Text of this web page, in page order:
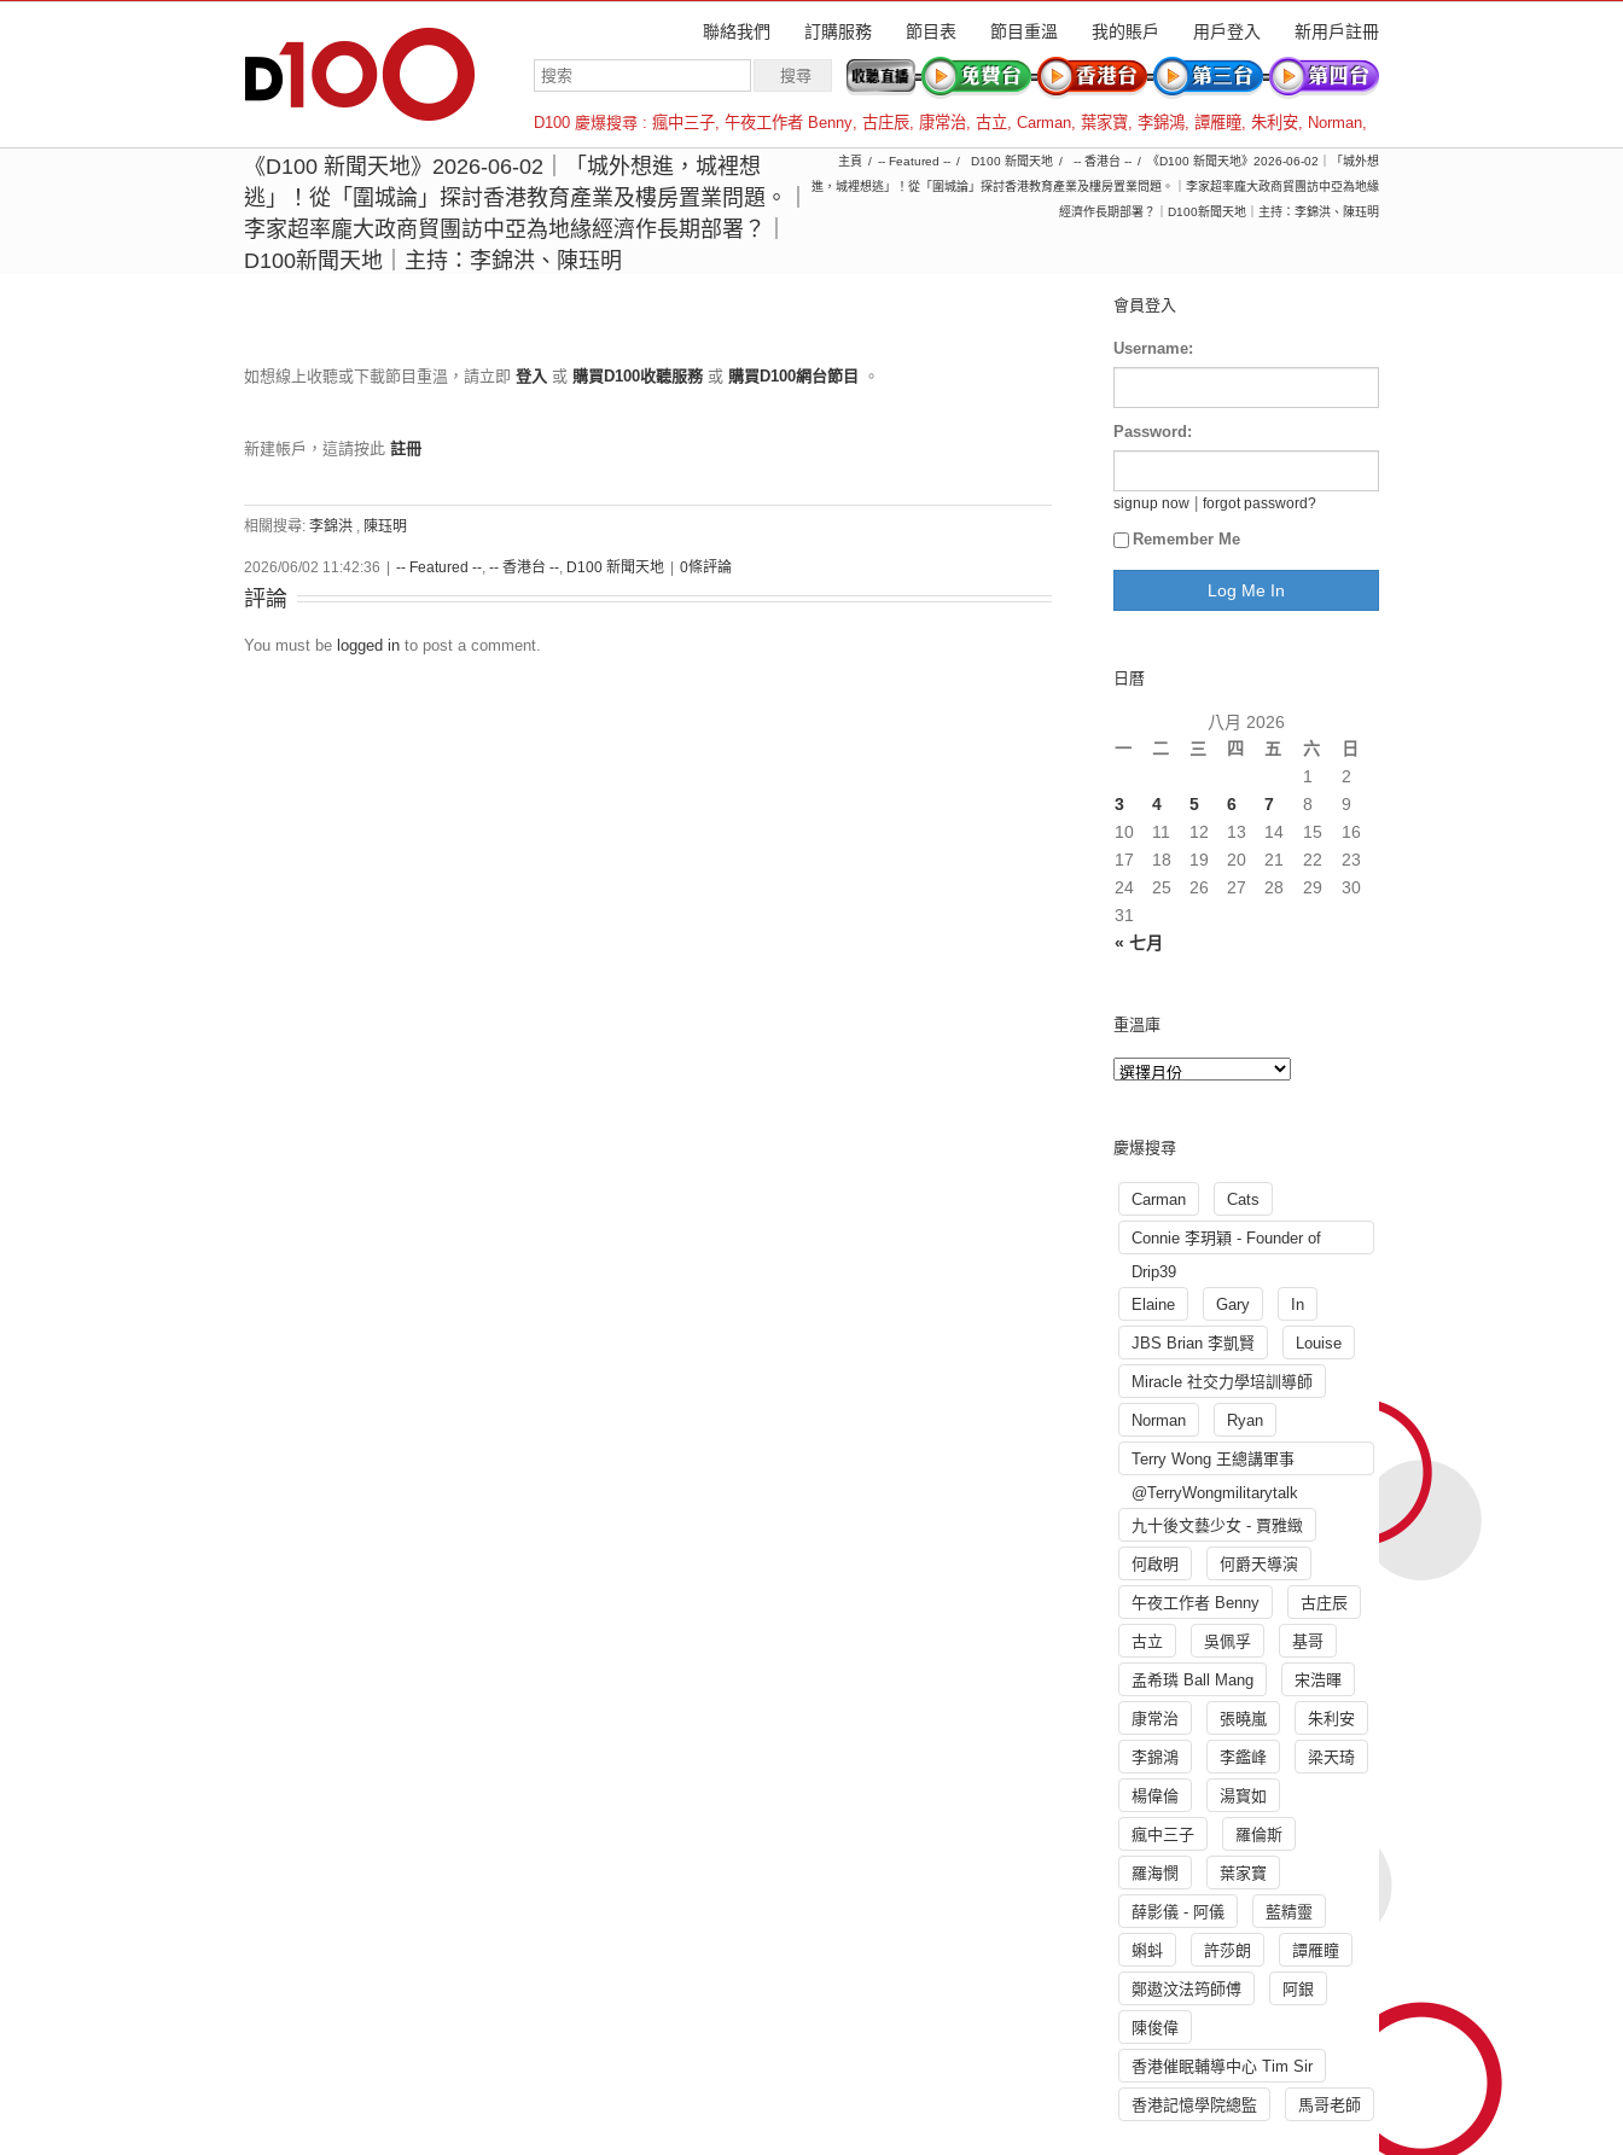
聯絡我們 訂購服務 節目表 節目重溫 我的賬戶 用戶登入 新用戶註冊
D100 慶爆搜尋 : 瘋中三子, 午夜工作者 Benny, 古庄辰, 康常治, 古立, Carman, 葉家寶, 李錦鴻, 譚雁瞳, 朱利安, Norman,
羅倫斯
《D100 新聞天地》2026-06-02｜「城外想進，城裡想
逃」！從「圍城論」探討香港教育產業及樓房置業問題。｜
李家超率龐大政商貿團訪中亞為地緣經濟作長期部署？｜
D100新聞天地｜主持：李錦洪、陳珏明
主頁 -- Featured -- D100 新聞天地 -- 香港台 --
《D100 新聞天地》2026-06-02｜「城外想
進，城裡想逃」！從「圍城論」探討香港教育產業及樓房置業問題。｜李家超率龐大政商貿團訪中亞為地緣
經濟作長期部署？｜D100新聞天地｜主持：李錦洪、陳珏明
如想線上收聽或下載節目重溫，請立即 登入 或 購買D100收聽服務 或 購買D100網台節目 。
新建帳戶，這請按此 註冊
相關搜尋: 李錦洪 , 陳珏明
2026/06/02 11:42:36 -- Featured --, -- 香港台 --, D100 新聞天地 0條評論
評論
You must be logged in to post a comment.
會員登入
Username:
Password:
signup now forgot password?
Remember Me
日曆
八月 2026
一
二 三 四 五 六 日
« 七月
1
2
3
4 5 6 7 8
9
10
11 12 13 14 15
16
17
18 19 20 21 22
23
24
25 26 27 28 29
30
31
重溫庫
慶爆搜尋
Carman Cats
Connie 李玥穎 - Founder of
Drip39
Elaine
Gary In
JBS Brian 李凱賢 Louise
Miracle 社交力學培訓導師
Norman Ryan
Terry Wong 王總講軍事
@TerryWongmilitarytalk
九十後文藝少女 - 賈雅緻
何啟明 何爵天導演
午夜工作者 Benny 古庄辰
古立 吳佩孚 基哥
孟希璘 Ball Mang 宋浩暉
康常治 張曉嵐 朱利安
李錦鴻 李鑑峰 梁天琦
楊偉倫 湯寳如
瘋中三子 羅倫斯
羅海憫 葉家寶
薛影儀 - 阿儀 藍精靈
蝌蚪 許莎朗 譚雁瞳
鄭遨汶法筠師傅 阿銀
陳俊偉
香港催眠輔導中心 Tim Sir
香港記憶學院總監 馬哥老師